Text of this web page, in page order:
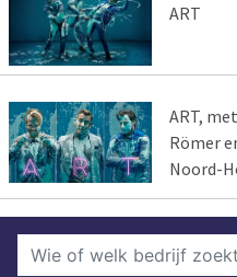
ART
ART,
Römer
Noord-